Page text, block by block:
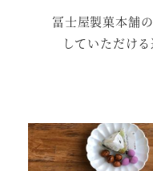
冨士屋製菓本舗
していただけ